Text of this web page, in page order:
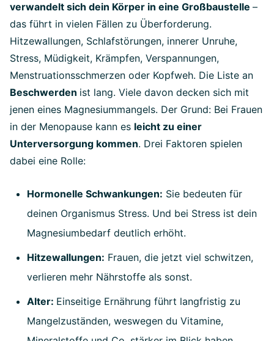
verwandelt sich dein Körper in eine Großbaustelle –
das führt in vielen Fällen zu Überforderung.
Hitzewallungen, Schlafstörungen, innerer Unruhe,
Stress, Müdigkeit, Krämpfen, Verspannungen,
Menstruationsschmerzen oder Kopfweh. Die Liste an
Beschwerden ist lang. Viele davon decken sich mit
jenen eines Magnesiummangels. Der Grund: Bei Frauen
in der Menopause kann es leicht zu einer
Unterversorgung kommen. Drei Faktoren spielen
dabei eine Rolle:
Hormonelle Schwankungen: Sie bedeuten für
deinen Organismus Stress. Und bei Stress ist dein
Magnesiumbedarf deutlich erhöht.
Hitzewallungen: Frauen, die jetzt viel schwitzen,
verlieren mehr Nährstoffe als sonst.
Alter: Einseitige Ernährung führt langfristig zu
Mangelzuständen, weswegen du Vitamine,